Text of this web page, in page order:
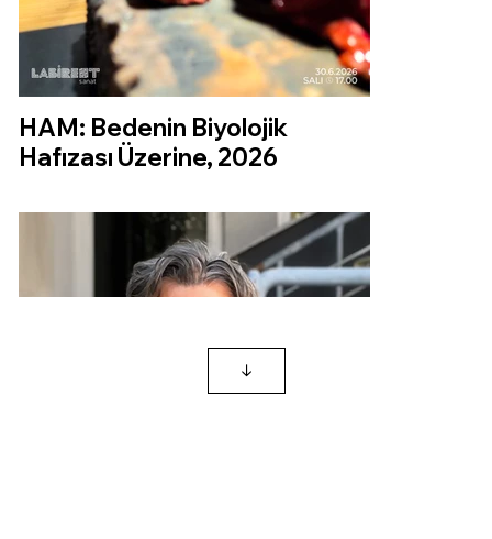
HAM: Bedenin Biyolojik
Hafızası Üzerine, 2026
↓